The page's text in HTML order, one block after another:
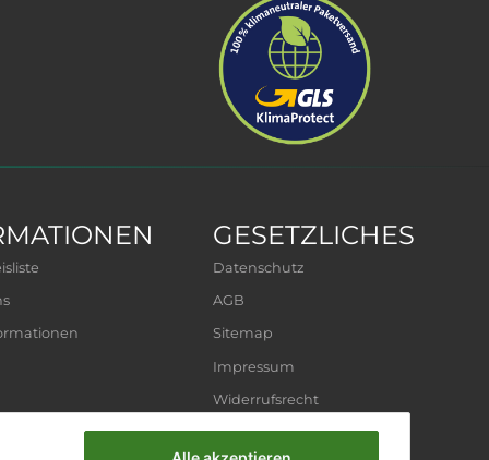
GESETZLICHES
Datenschutz
AGB
Sitemap
Impressum
Widerrufsrecht